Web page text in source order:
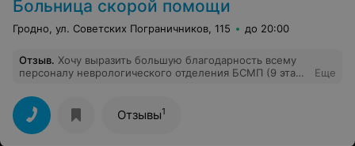
Больница скорой помощи
Гродно, ул. Советских Пограничников, 115 до 20:00
Отзыв. Хочу выразить большую благодарность всему
персоналу неврологического отделения БСМП (9 этаж)
обязанностей. Отдельно заведующему отделение
Гаспер А.Г. за оказание квалифицированной помощи.
Желаю вам удачи в профессии и легких пациентов.
Еще
Отзывы1